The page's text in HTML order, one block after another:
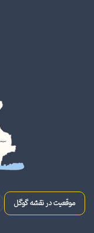
موقعیت در نقشه گوگل